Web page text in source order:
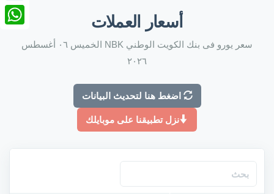
أسعار العملات
سعر يورو فى بنك الكويت الوطني NBK الخميس ٠٦ أغسطس
٢٠٢٦
اضغط هنا لتحديث البيانات
نزل تطبيقنا على موبايلك